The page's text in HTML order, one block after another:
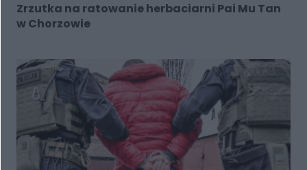
Zrzutka na ratowanie herbaciarni Pai Mu Tan
w Chorzowie